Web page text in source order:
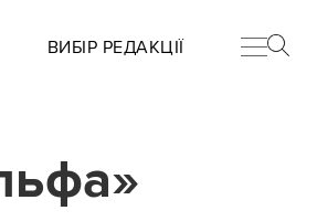
ВИБІР РЕДАКЦІЇ